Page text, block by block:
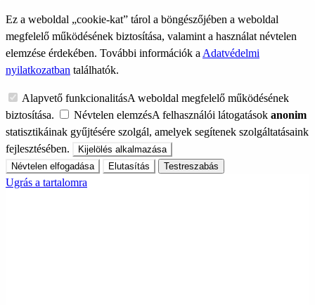
Ez a weboldal „cookie-kat” tárol a böngészőjében a weboldal
megfelelő működésének biztosítása, valamint a használat névtelen
elemzése érdekében. További információk a Adatvédelmi
nyilatkozatban találhatók.
Alapvető funkcionalitásA weboldal megfelelő működésének
biztosítása.
Névtelen elemzésA felhasználói látogatások anonim
statisztikáinak gyűjtésére szolgál, amelyek segítenek szolgáltatásaink
fejlesztésében.
Kijelölés alkalmazása
Névtelen elfogadása
Elutasítás Testreszabás
Ugrás a tartalomra